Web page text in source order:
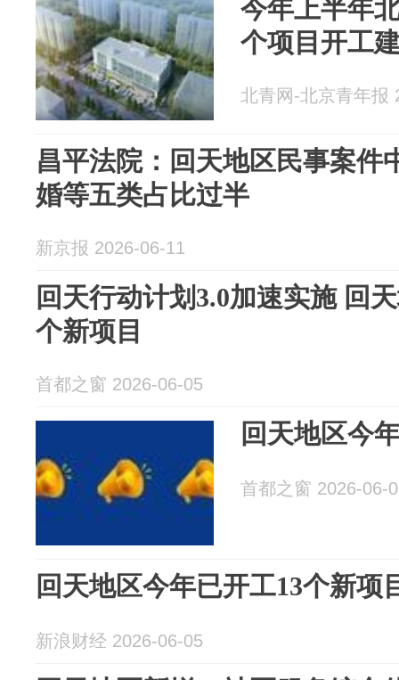
今年上半年
个项目开工
北青网-北京青年报
昌平法院：回天地区民事案件
婚等五类占比过半
新京报 2026-06-11
回天行动计划3.0加速实施 回
个新项目
首都之窗 2026-06-05
回天地区今
首都之窗 2026-06-
回天地区今年已开工13个新项
新浪财经 2026-06-05